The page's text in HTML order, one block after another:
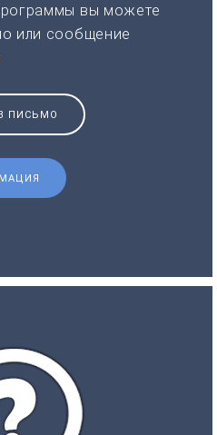
вы можете
или сообщение
ПИСЬМО